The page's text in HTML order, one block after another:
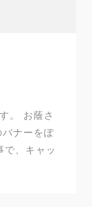
。 お蔭さ
バナーをぽ
、キャッ